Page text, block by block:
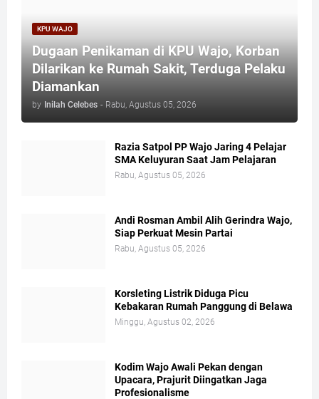
KPU WAJO
Dugaan Penikaman di KPU Wajo, Korban
Dilarikan ke Rumah Sakit, Terduga Pelaku
Diamankan
by Inilah Celebes - Rabu, Agustus 05, 2026
Razia Satpol PP Wajo Jaring 4 Pelajar
SMA Keluyuran Saat Jam Pelajaran
Rabu, Agustus 05, 2026
Andi Rosman Ambil Alih Gerindra Wajo,
Siap Perkuat Mesin Partai
Rabu, Agustus 05, 2026
Korsleting Listrik Diduga Picu
Kebakaran Rumah Panggung di Belawa
Minggu, Agustus 02, 2026
Kodim Wajo Awali Pekan dengan
Upacara, Prajurit Diingatkan Jaga
Profesionalisme